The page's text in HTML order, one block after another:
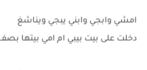
امشي وابجي وابني يبجي ويناشغ
دخلت على بيت بيبي ام امي بيتها